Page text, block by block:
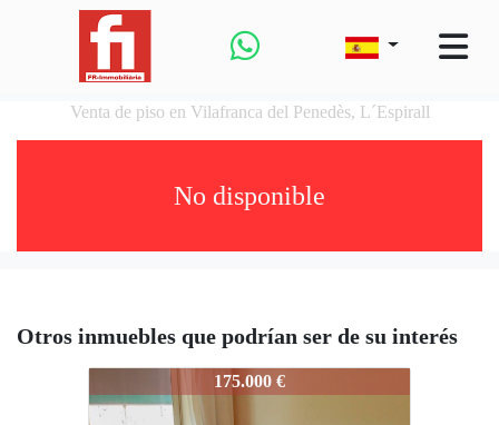
Venta de piso en Vilafranca del Penedès, L´Espirall
No disponible
Otros inmuebles que podrían ser de su interés
952-51023
175.000 €